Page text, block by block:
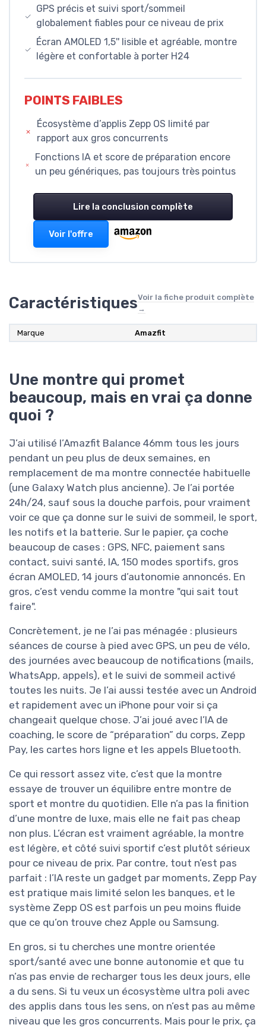
GPS précis et suivi sport/sommeil
globalement fiables pour ce niveau de prix
Écran AMOLED 1,5'' lisible et agréable, montre
légère et confortable à porter H24
POINTS FAIBLES
Écosystème d’applis Zepp OS limité par
rapport aux gros concurrents
Fonctions IA et score de préparation encore
un peu génériques, pas toujours très pointus
Lire la conclusion complète
Voir l'offre
CaractéristiquesVoir la fiche produit complète
→
Marque Amazfit
Une montre qui promet
beaucoup, mais en vrai ça donne
quoi ?
J’ai utilisé l’Amazfit Balance 46mm tous les jours
pendant un peu plus de deux semaines, en
remplacement de ma montre connectée habituelle
(une Galaxy Watch plus ancienne). Je l’ai portée
24h/24, sauf sous la douche parfois, pour vraiment
voir ce que ça donne sur le suivi de sommeil, le sport,
les notifs et la batterie. Sur le papier, ça coche
beaucoup de cases : GPS, NFC, paiement sans
contact, suivi santé, IA, 150 modes sportifs, gros
écran AMOLED, 14 jours d’autonomie annoncés. En
gros, c’est vendu comme la montre "qui sait tout
faire".
Concrètement, je ne l’ai pas ménagée : plusieurs
séances de course à pied avec GPS, un peu de vélo,
des journées avec beaucoup de notifications (mails,
WhatsApp, appels), et le suivi de sommeil activé
toutes les nuits. Je l’ai aussi testée avec un Android
et rapidement avec un iPhone pour voir si ça
changeait quelque chose. J’ai joué avec l’IA de
coaching, le score de “préparation” du corps, Zepp
Pay, les cartes hors ligne et les appels Bluetooth.
Ce qui ressort assez vite, c’est que la montre
essaye de trouver un équilibre entre montre de
sport et montre du quotidien. Elle n’a pas la finition
d’une montre de luxe, mais elle ne fait pas cheap
non plus. L’écran est vraiment agréable, la montre
est légère, et côté suivi sportif c’est plutôt sérieux
pour ce niveau de prix. Par contre, tout n’est pas
parfait : l’IA reste un gadget par moments, Zepp Pay
est pratique mais limité selon les banques, et le
système Zepp OS est parfois un peu moins fluide
que ce qu’on trouve chez Apple ou Samsung.
En gros, si tu cherches une montre orientée
sport/santé avec une bonne autonomie et que tu
n’as pas envie de recharger tous les deux jours, elle
a du sens. Si tu veux un écosystème ultra poli avec
des applis dans tous les sens, on n’est pas au même
niveau que les gros concurrents. Mais pour le prix, ça